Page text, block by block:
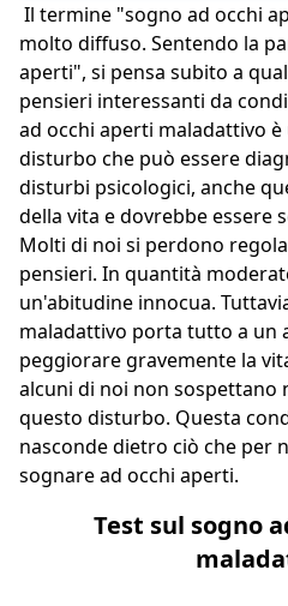
Il termine "sogno ad occhi
molto diffuso. Sentendo la
aperti", si pensa subito a
pensieri interessanti da
ad occhi aperti maladattivo
disturbo che può essere
disturbi psicologici, anche
della vita e dovrebbe essere
Molti di noi si perdono
pensieri. In quantità
un'abitudine innocua.
maladattivo porta tutto a un
peggiorare gravemente la
alcuni di noi non sospettano
questo disturbo. Questa
nasconde dietro ciò che per
sognare ad occhi aperti.
Test sul sogno